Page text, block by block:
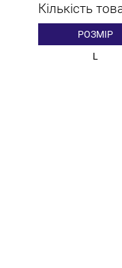
Кількість
РОЗМІР
L